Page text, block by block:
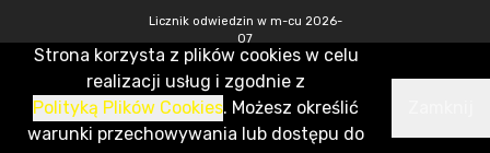
Licznik odwiedzin w m-cu 2026-
07
430
CMS & Hosting: Nefeni Sp. z o.o.
Strona korzysta z plików cookies w celu
realizacji usług i zgodnie z
Polityką Plików Cookies. Możesz określić
warunki przechowywania lub dostępu do